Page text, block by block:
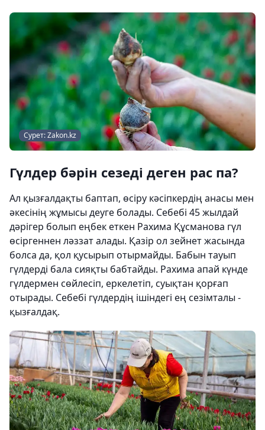
Сурет: Zakon.kz
Гүлдер бәрін сезеді деген рас па?
Ал қызғалдақты баптап, өсіру кәсіпкердің анасы мен
әкесінің жұмысы деуге болады. Себебі 45 жылдай
дәрігер болып еңбек еткен Рахима Құсманова гүл
өсіргеннен ләззат алады. Қазір ол зейнет жасында
болса да, қол қусырып отырмайды. Бабын тауып
гүлдерді бала сияқты бабтайды. Рахима апай күнде
гүлдермен сөйлесіп, еркелетіп, суықтан қорғап
отырады. Себебі гүлдердің ішіндегі ең сезімталы -
қызғалдақ.